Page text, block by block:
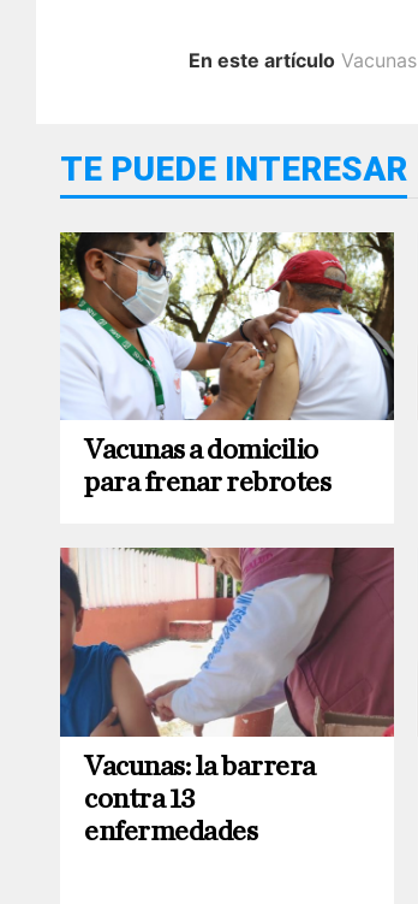
En este artículo Vacunas
TE PUEDE INTERESAR
Vacunas a domicilio
para frenar rebrotes
Vacunas: la barrera
contra 13
enfermedades